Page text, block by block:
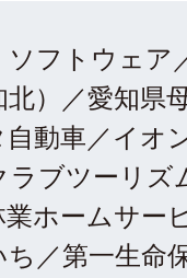
ソフトウェア
）／愛知県
動車／イオ
ラブツーリズ
ホームサー
／第一生命